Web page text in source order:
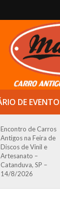
DE
Encontro de Carros
Antigos na Feira de
Discos de Vinil e
Artesanato –
Catanduva, SP –
14/8/2026